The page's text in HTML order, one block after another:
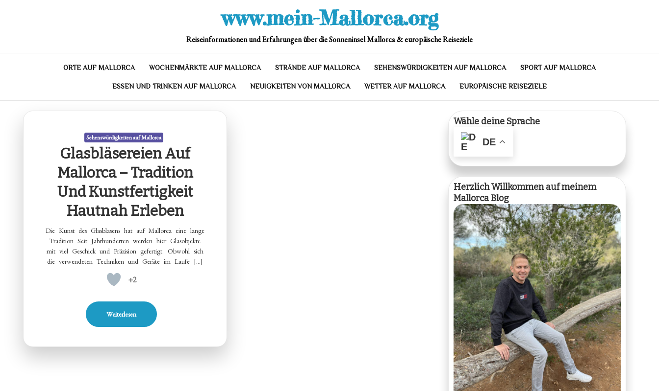
www.mein-Mallorca.org
Reiseinformationen und Erfahrungen über die Sonneninsel Mallorca & europäische Reiseziele
ORTE AUF MALLORCA WOCHENMÄRKTE AUF MALLORCA STRÄNDE AUF MALLORCA SEHENSWÜRDIGKEITEN AUF MALLORCA SPORT AUF MALLORCA
ESSEN UND TRINKEN AUF MALLORCA NEUIGKEITEN VON MALLORCA WETTER AUF MALLORCA EUROPÄISCHE REISEZIELE
Sehenswürdigkeiten auf Mallorca
Glasbläsereien Auf
Mallorca – Tradition
Und Kunstfertigkeit
Hautnah Erleben
Die Kunst des Glasblasens hat auf Mallorca eine lange
Tradition Seit Jahrhunderten werden hier Glasobjekte
mit viel Geschick und Präzision gefertigt. Obwohl sich
die verwendeten Techniken und Geräte im Laufe […]
+2
Weiterlesen
Wähle deine Sprache
DE
Herzlich Willkommen auf meinem
Mallorca Blog